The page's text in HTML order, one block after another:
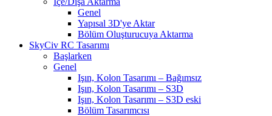
Genel
Yapısal 3D'ye Aktar
Bölüm Oluşturucuya Aktarma
SkyCiv RC Tasarımı
Başlarken
Genel
Işın, Kolon Tasarımı – Bağımsız
Işın, Kolon Tasarımı – S3D
Işın, Kolon Tasarımı – S3D eski
Bölüm Tasarımcısı